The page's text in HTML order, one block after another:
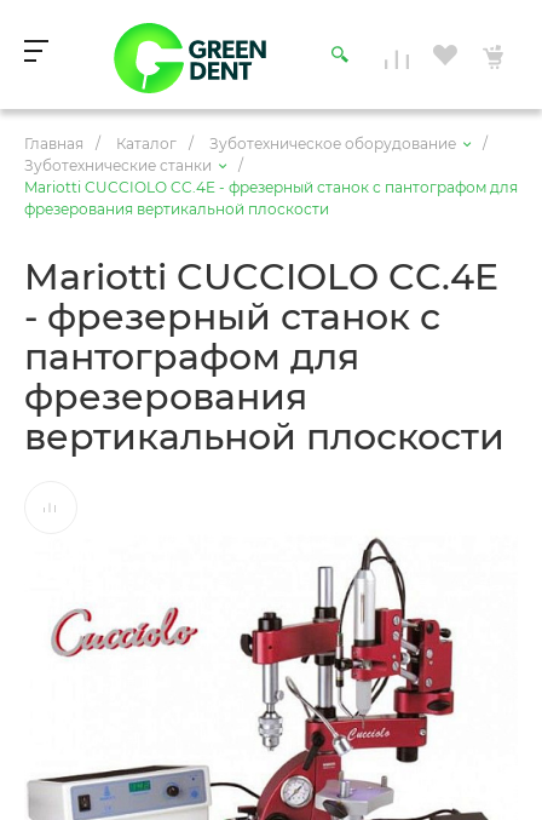
Главная / Каталог / Зуботехническое оборудование
/
Зуботехнические станки
/
Mariotti CUCCIOLO CC.4E - фрезерный станок с пантографом для
фрезерования вертикальной плоскости
Mariotti CUCCIOLO CC.4E
- фрезерный станок с
пантографом для
фрезерования
вертикальной плоскости